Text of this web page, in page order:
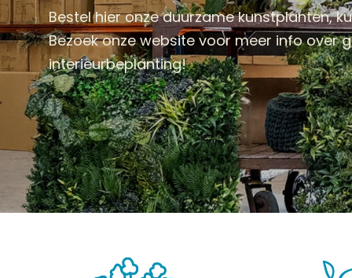
Bestel hier onze duurzame kunstplanten,
Bezoek onze website voor meer info over
interieurbeplanting!
KUNSTPLANTEN HANGPLANTEN